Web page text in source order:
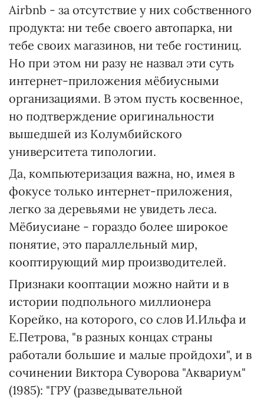
Airbnb - за отсутствие у них собственного
продукта: ни тебе своего автопарка, ни
тебе своих магазинов, ни тебе гостиниц.
Но при этом ни разу не назвал эти суть
интернет-приложения мёбиусными
организациями. В этом пусть косвенное,
но подтверждение оригинальности
вышедшей из Колумбийского
университета типологии.
Да, компьютеризация важна, но, имея в
фокусе только интернет-приложения,
легко за деревьями не увидеть леса.
Мёбиусиане - гораздо более широкое
понятие, это параллельный мир,
кооптирующий мир производителей.
Признаки кооптации можно найти и в
истории подпольного миллионера
Корейко, на которого, со слов И.Ильфа и
Е.Петрова, "в разных концах страны
работали большие и малые пройдохи", и в
сочинении Виктора Суворова "Аквариум"
(1985): "ГРУ (разведывательной